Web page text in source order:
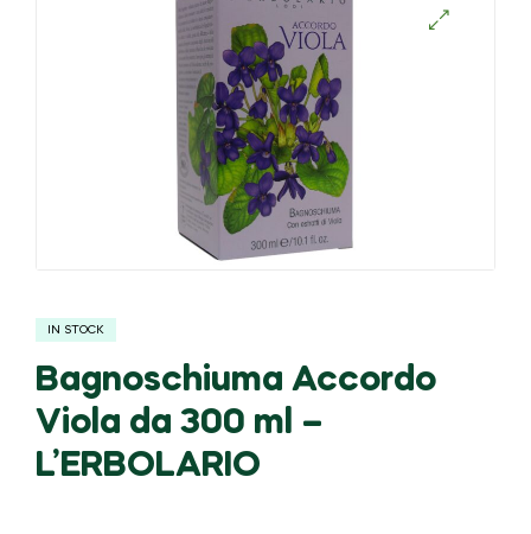
IN STOCK
Bagnoschiuma Accordo
Viola da 300 ml –
L’ERBOLARIO